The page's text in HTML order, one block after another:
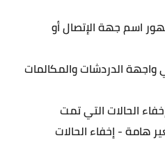
اسم جهة الإتصال أو
واجهة الدردشات والمكالمات
الحالات التي تمت
هامة - إخفاء الحالات